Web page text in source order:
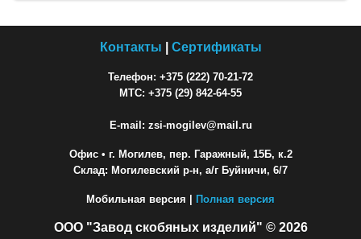
Контакты Сертификаты
Телефон: +375 (222) 70-21-72
МТС: +375 (29) 842-64-55
E-mail: zsi-mogilev@mail.ru
Офис• г. Могилев, пер. Гаражный, 15Б, к.2
Склад: Могилевский р-н, а/г Буйничи, 6/7
Мобильная версия | Полная версия
ООО "Завод скобяных изделий" © 2026